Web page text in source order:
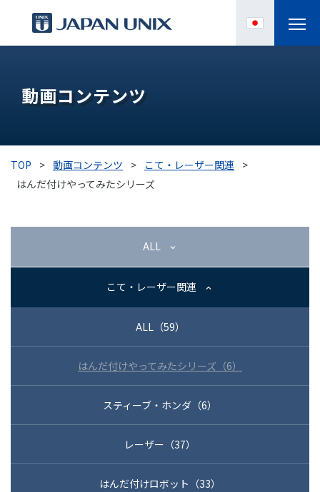
IPC
導入事例
各種サポート
03-3588-0551
お問い合わせ
資料ダウンロード
動画コンテンツ
TOP > 動画コンテンツ > こて・レーザー関連 >
はんだ付けやってみたシリーズ
ALL
こて・レーザー関連
ALL（59）
はんだ付けやってみたシリーズ（6）
スティーブ・ホンダ（6）
レーザー（37）
はんだ付けロボット（33）